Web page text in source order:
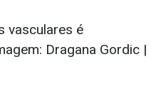
vasculares é
Dragana Gordic |